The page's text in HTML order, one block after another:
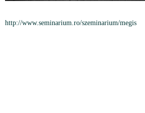
http://www.seminarium.ro/szeminarium/megis